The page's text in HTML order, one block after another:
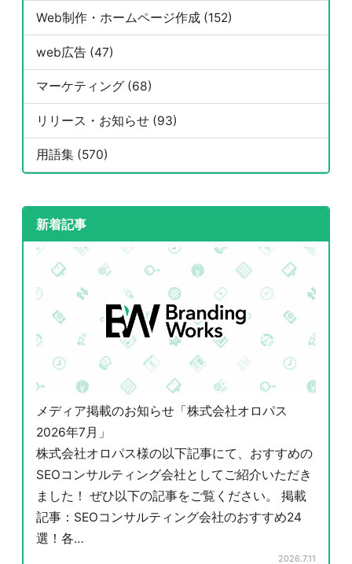
Web制作・ホームページ作成 (152)
web広告 (47)
マーケティング (68)
リリース・お知らせ (93)
用語集 (570)
新着記事
メディア掲載のお知らせ「株式会社オロパス
2026年7月」
株式会社オロパス様の以下記事にて、おすすめの
SEOコンサルティング会社としてご紹介いただき
ました！ ぜひ以下の記事をご覧ください。 掲載
記事：SEOコンサルティング会社のおすすめ24
選！各…
2026.7.11